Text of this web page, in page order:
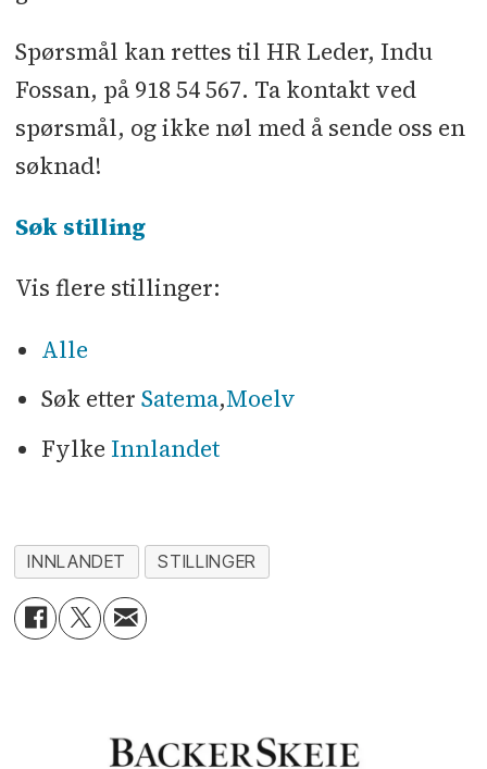
Spørsmål kan rettes til HR Leder, Indu
Fossan, på 918 54 567. Ta kontakt ved
spørsmål, og ikke nøl med å sende oss en
søknad!
Søk stilling
Vis flere stillinger:
Alle
Søk etter Satema,Moelv
Fylke Innlandet
INNLANDET STILLINGER